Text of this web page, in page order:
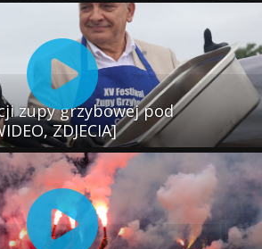
zupy grzybowej pod
ZDJECIA]